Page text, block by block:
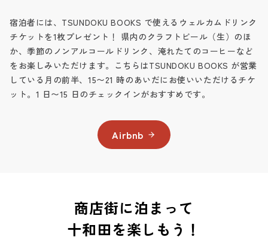
宿泊者には、TSUNDOKU BOOKS で使えるウェルカムドリンク
チケットを1枚プレゼント！ 県内のクラフトビール（生）のほ
か、季節のノンアルコールドリンク、淹れたてのコーヒーなど
をお楽しみいただけます。こちらはTSUNDOKU BOOKS が営業
している月の前半、15〜21 時のあいだにお使いいただけるチケ
ット。1 日〜15 日のチェックインがおすすめです。
Airbnb
商店街に泊まって
十和田を楽しもう！